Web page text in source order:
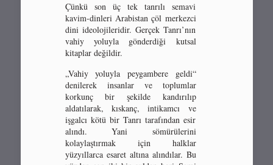
Çünkü son üç tek tanrılı semavi
kavim-dinleri Arabistan çöl merkezci
dini ideolojileridir. Gerçek Tanrı’nın
vahiy yoluyla gönderdiği kutsal
kitaplar değildir.
„Vahiy yoluyla peygambere geldi“
denilerek insanlar ve toplumlar
korkunç bir şekilde kandırılıp
aldatılarak, kıskanç, intikamcı ve
işgalcı kötü bir Tanrı tarafından esir
alındı. Yani sömürülerini
kolaylaştırmak için halklar
yüzyıllarca esaret altına alındılar. Bu